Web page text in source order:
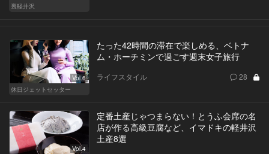
裏軽井沢
Vol.6
休日ジェットセッター
たった42時間の滞在で楽しめる、ベトナ
ム・ホーチミンで過ごす週末女子旅行
ライフスタイル 28
Vol.4
定番土産じゃつまらない！とうふ会席の名
店が作る高級豆腐など、イマドキの軽井沢
土産8選